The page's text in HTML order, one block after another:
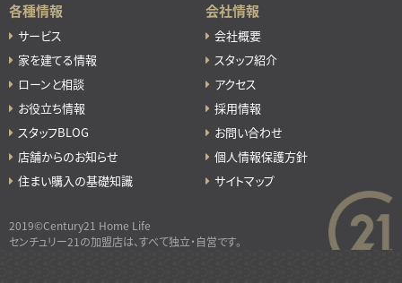
各種情報
サービス
家を建てる情報
ローンと相談
お役立ち情報
スタッフBLOG
店舗からのお知らせ
住まい購入の基礎知識
会社情報
会社概要
スタッフ紹介
アクセス
採用情報
お問い合わせ
個人情報保護方針
サイトマップ
2019©Century21 Home Life
センチュリー21の加盟店は、すべて独立・自営です。